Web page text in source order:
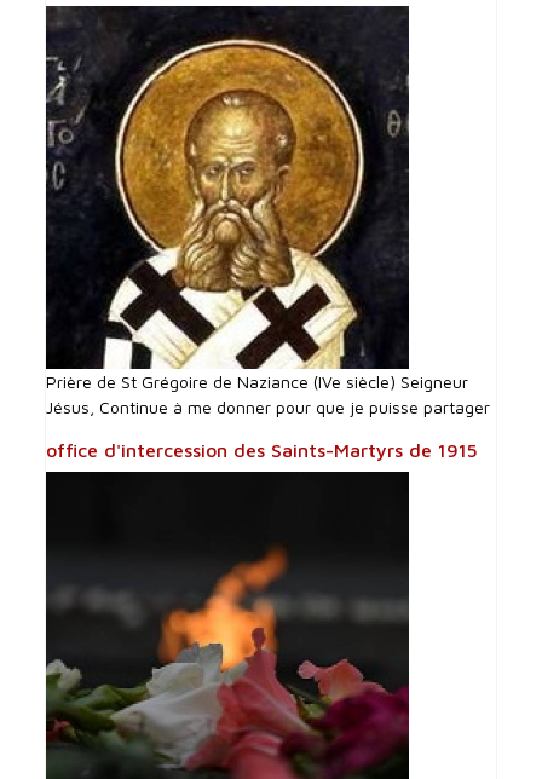
Prière de St Grégoire de Naziance (IVe siècle) Seigneur
Jésus, Continue à me donner pour que je puisse partager
office d'intercession des Saints-Martyrs de 1915